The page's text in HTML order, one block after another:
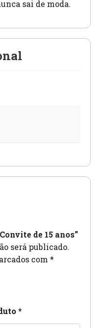
sai de moda.
de 15 anos”
será publicado.
com *
*